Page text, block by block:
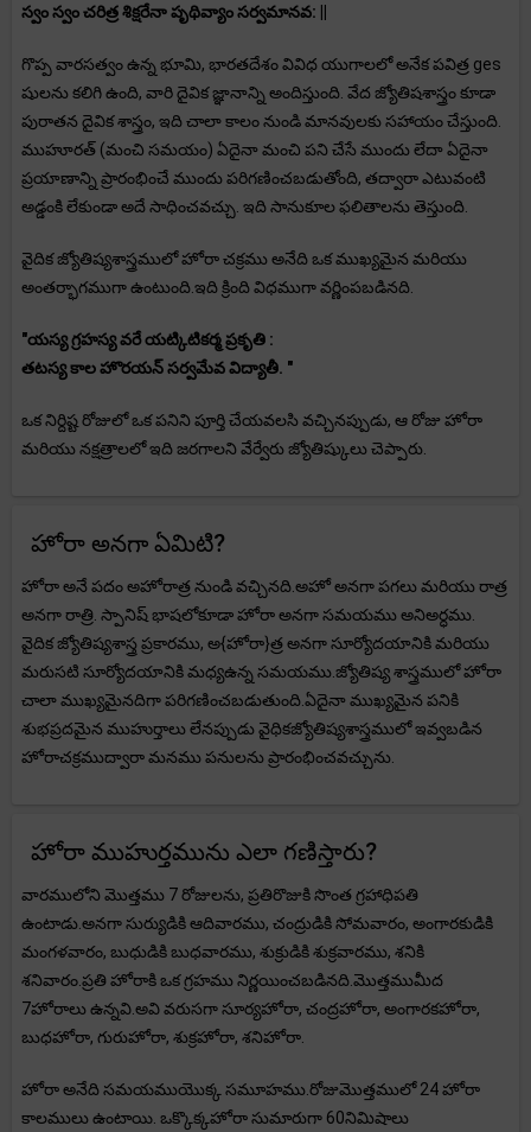
స్వం స్వం చరిత్ర శిక్షరేనా పృథివ్యాం సర్వమానవ: ||
గొప్ప వారసత్వం ఉన్న భూమి, భారతదేశం వివిధ యుగాలలో అనేక పవిత్ర ges
షులను కలిగి ఉంది, వారి దైవిక జ్ఞానాన్ని అందిస్తుంది. వేద జ్యోతిషశాస్త్రం కూడా
పురాతన దైవిక శాస్త్రం, ఇది చాలా కాలం నుండి మానవులకు సహాయం చేస్తుంది.
ముహూరత్ (మంచి సమయం) ఏదైనా మంచి పని చేసే ముందు లేదా ఏదైనా
ప్రయాణాన్ని ప్రారంభించే ముందు పరిగణించబడుతోంది, తద్వారా ఎటువంటి
అడ్డంకి లేకుండా అదే సాధించవచ్చు. ఇది సానుకూల ఫలితాలను తెస్తుంది.
వైదిక జ్యోతిష్యశాస్త్రములో హోరా చక్రము అనేది ఒక ముఖ్యమైన మరియు
అంతర్భాగముగా ఉంటుంది.ఇది క్రింది విధముగా వర్ణింపబడినది.
"యస్య గ్రహస్య వరే యట్కిటికర్మ ప్రకృతి :
తటస్య కాల హొరయన్ సర్వమేవ విద్యాతీ. "
ఒక నిర్దిష్ట రోజులో ఒక పనిని పూర్తి చేయవలసి వచ్చినప్పుడు, ఆ రోజు హోరా
మరియు నక్షత్రాలలో ఇది జరగాలని వేర్వేరు జ్యోతిష్కులు చెప్పారు.
హోరా అనగా ఏమిటి?
హోరా అనే పదం అహోరాత్ర నుండి వచ్చినది.అహో అనగా పగలు మరియు రాత్ర
అనగా రాత్రి. స్పానిష్ భాషలోకూడా హోరా అనగా సమయము అనిఅర్ధము.
వైదిక జ్యోతిష్యశాస్త్ర ప్రకారము, అ{హోరా}త్ర అనగా సూర్యోదయానికి మరియు
మరుసటి సూర్యోదయానికి మధ్యఉన్న సమయము.జ్యోతిష్య శాస్త్రములో హోరా
చాలా ముఖ్యమైనదిగా పరిగణించబడుతుంది.ఏదైనా ముఖ్యమైన పనికి
శుభప్రదమైన ముహుర్తాలు లేనప్పుడు వైధికజ్యోతిష్యశాస్త్రములో ఇవ్వబడిన
హోరాచక్రముద్వారా మనము పనులను ప్రారంభించవచ్చును.
హోరా ముహుర్తమును ఎలా గణిస్తారు?
వారములోని మొత్తము 7 రోజులను, ప్రతిరొజుకి సొంత గ్రహాధిపతి
ఉంటాడు.అనగా సుర్యుడికి ఆదివారము, చంద్రుడికి సోమవారం, అంగారకుడికి
మంగళవారం, బుధుడికి బుధవారము, శుక్రుడికి శుక్రవారము, శనికి
శనివారం.ప్రతి హోరాకి ఒక గ్రహము నిర్ణయించబడినది.మొత్తముమీద
7హోరాలు ఉన్నవి.అవి వరుసగా సూర్యహోరా, చంద్రహోరా, అంగారకహోరా,
బుధహోరా, గురుహోరా, శుక్రహోరా, శనిహోరా.
హోరా అనేది సమయముయొక్క సమూహము.రోజుమొత్తములో 24 హోరా
కాలములు ఉంటాయి. ఒక్కొక్కహోరా సుమారుగా 60నిమిషాలు